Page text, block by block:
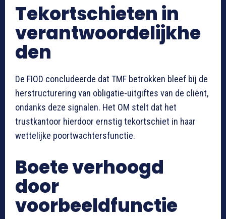
Tekortschieten in
verantwoordelijkhe
den
De FIOD concludeerde dat TMF betrokken bleef bij de
herstructurering van obligatie-uitgiftes van de cliënt,
ondanks deze signalen. Het OM stelt dat het
trustkantoor hierdoor ernstig tekortschiet in haar
wettelijke poortwachtersfunctie.
Boete verhoogd
door
voorbeeldfunctie